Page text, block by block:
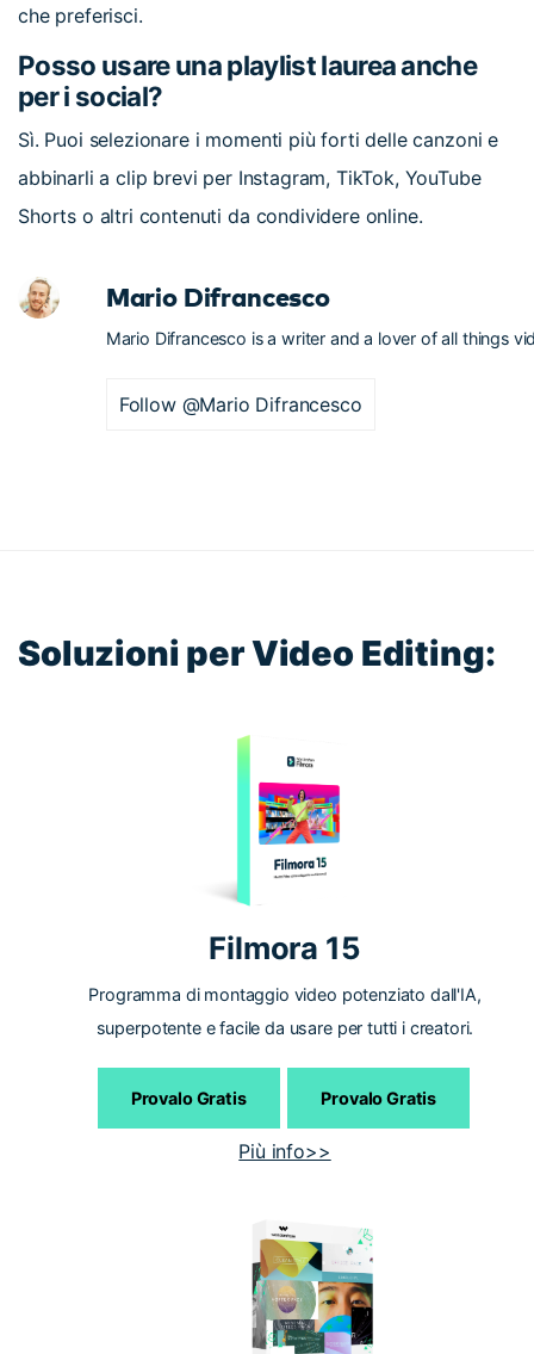
che preferisci.
Posso usare una playlist laurea anche
per i social?
Sì. Puoi selezionare i momenti più forti delle canzoni e
abbinarli a clip brevi per Instagram, TikTok, YouTube
Shorts o altri contenuti da condividere online.
Mario Difrancesco
Mario Difrancesco is a writer and a lover of all things
Follow @Mario Difrancesco
Soluzioni per Video Editing:
Filmora 15
Programma di montaggio video potenziato dall'IA,
superpotente e facile da usare per tutti i creatori.
Provalo Gratis Provalo Gratis
Più info>>